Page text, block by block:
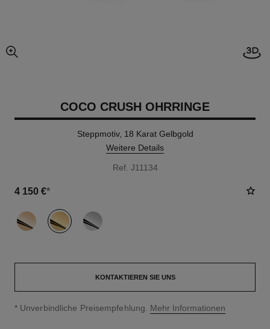
vergrößerter teil des bildes
COCO CRUSH OHRRINGE
Steppmotiv, 18 Karat Gelbgold
Weitere Details
Ref. J11134
4 150 €*
variante (3)
KONTAKTIEREN SIE UNS
↩
* Unverbindliche Preisempfehlung. Mehr Informationen